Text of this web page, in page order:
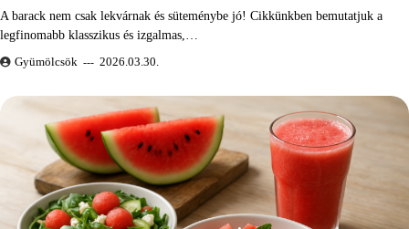
A barack nem csak lekvárnak és süteménybe jó! Cikkünkben bemutatjuk a
legfinomabb klasszikus és izgalmas,…
Gyümölcsök 2026.03.30.